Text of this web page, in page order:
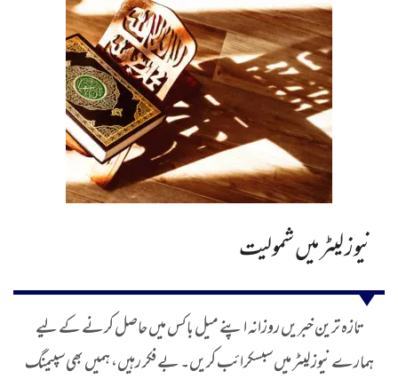
نیوز لیٹر میں شمولیت
تازہ ترین خبریں روزانہ اپنے میل باکس میں حاصل کرنے کے لیے
ہمارے نیوز لیٹر میں سبسکرائب کریں۔ بے فکر رہیں، ہمیں بھی سپیمنگ